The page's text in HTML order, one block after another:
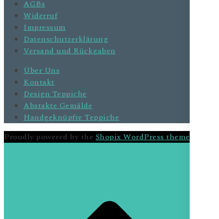
AGBs
Widerruf
Impressum
Datenschutzerklärung
Versand und Rückgaben
Über Uns
Kontakt
Design Teppiche
Abstakte Gemälde
Handgeknüpfte Teppiche
Proudly powered by theShopix WordPress theme